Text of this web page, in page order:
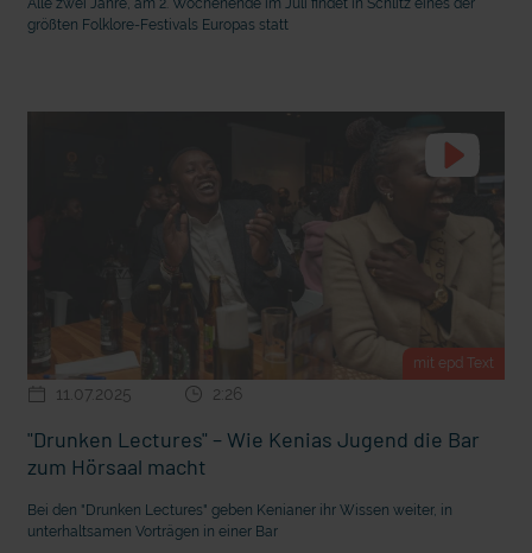
Alle zwei Jahre, am 2. Wochenende im Juli findet in Schlitz eines der
größten Folklore-Festivals Europas statt
mit epd Text
11.07.2025 2:26
"Drunken Lectures" – Wie Kenias Jugend die Bar
zum Hörsaal macht
Bei den "Drunken Lectures" geben Kenianer ihr Wissen weiter, in
unterhaltsamen Vorträgen in einer Bar